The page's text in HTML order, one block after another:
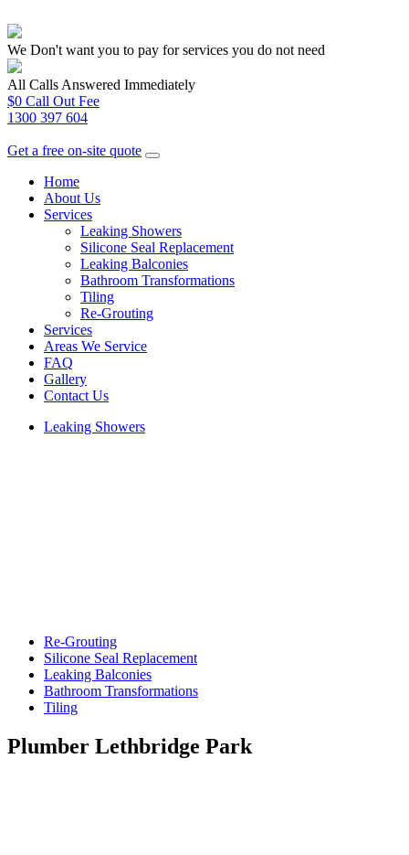
We Don't want you to pay for services you do not need
All Calls Answered Immediately
$0 Call Out Fee
1300 397 604
Get a free on-site quote
Home
About Us
Services
Leaking Showers
Silicone Seal Replacement
Leaking Balconies
Bathroom Transformations
Tiling
Re-Grouting
Services
Areas We Service
FAQ
Gallery
Contact Us
Leaking Showers
Re-Grouting
Silicone Seal Replacement
Leaking Balconies
Bathroom Transformations
Tiling
Plumber Lethbridge Park